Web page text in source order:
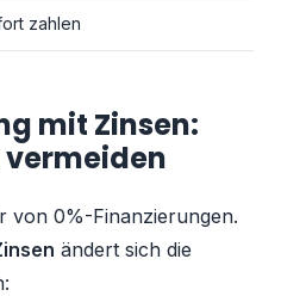
zahlen
mit Zinsen:
vermeiden
von 0%-Finanzierungen.
ändert sich die